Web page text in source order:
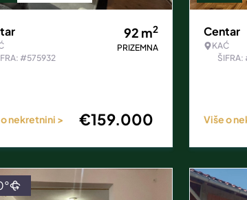
#575932
92 m2
PRIZEMNA
nekretnini > €159.000
Centar
KAĆ
Više o